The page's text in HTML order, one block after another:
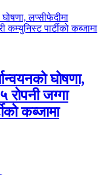
घोषणा,
रोपनी जग्गा
कब्जामा